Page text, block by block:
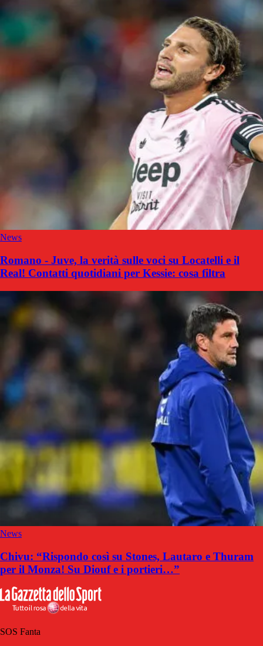
News
Romano - Juve, la verità sulle voci su Locatelli e il
Real! Contatti quotidiani per Kessie: cosa filtra
News
Chivu: “Rispondo così su Stones, Lautaro e Thuram
per il Monza! Su Diouf e i portieri…”
SOS Fanta